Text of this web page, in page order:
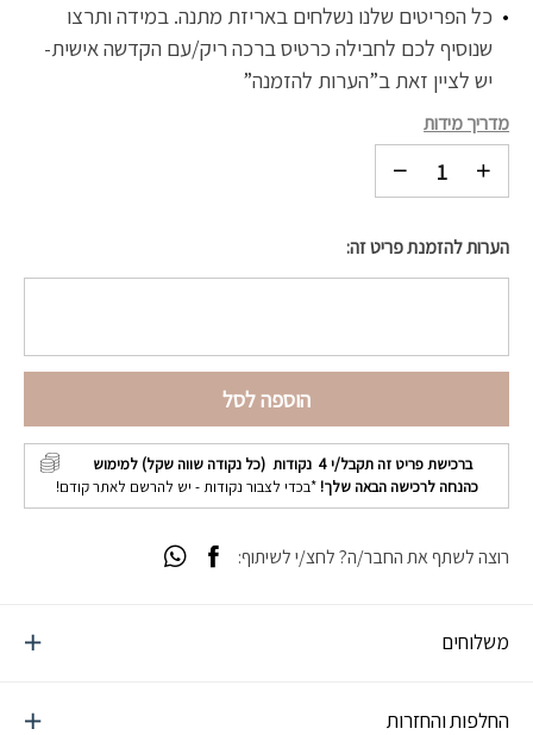
כל הפריטים שלנו נשלחים באריזת מתנה. במידה ותרצו
שנוסיף לכם לחבילה כרטיס ברכה ריק/עם הקדשה אישית-
יש לציין זאת ב”הערות להזמנה”
מדריך מידות
הערות להזמנת פריט זה:
הוספה לסל
ברכישת פריט זה תקבל/י4 נקודות (כל נקודה שווה שקל) למימוש
כהנחה לרכישה הבאה שלך! *בכדי לצבור נקודות - יש להרשם לאתר קודם!
משלוחים
החלפות והחזרות
רוצה לשתף את החבר/ה? לחצ/י לשיתוף: